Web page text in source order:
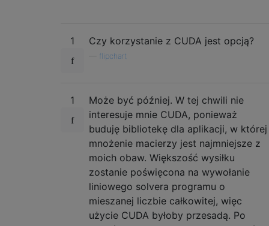
1 Czy korzystanie z CUDA jest opcją?
flipchart
1
Może być później. W tej chwili nie
interesuje mnie CUDA, ponieważ
buduję bibliotekę dla aplikacji, w której
mnożenie macierzy jest najmniejsze z
moich obaw. Większość wysiłku
zostanie poświęcona na wywołanie
liniowego solvera programu o
mieszanej liczbie całkowitej, więc
użycie CUDA byłoby przesadą. Po